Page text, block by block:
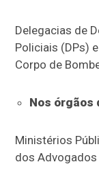
Delegacias de
Policiais (DPs)
Corpo de
Nos órgãos
Ministérios
dos Advogados